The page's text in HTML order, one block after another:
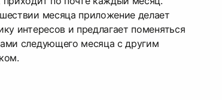
месяца приложение делает
интересов и предлагает поменяться
следующего месяца с другим